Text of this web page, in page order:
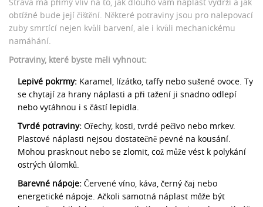
obtížné bude její čištění. Některé potraviny jsou pro nalepovací
zuby smrtící nejen kvůli barvení, ale i kvůli mechanickému
namáhání.
Potraviny, které byste měli vyhnout:
Lepivé pokrmy: Karamel, lízátko, taffy nebo sušené ovoce. Ty
se chytají za hrany náplasti a při tažení ji snadno odlepí
nebo vytáhnou i s částí lepidla.
Tvrdé potraviny: Ořechy, kosti, tvrdé pečivo nebo mrkev.
Plastové náplasti nejsou dostatečně pevné na kousání.
Mohou prasknout nebo se zlomit, což může vést k polykání
ostrých úlomků.
Barevné nápoje: Červené víno, káva, černý čaj nebo
energetické nápoje. Ačkoli samotná náplast může být